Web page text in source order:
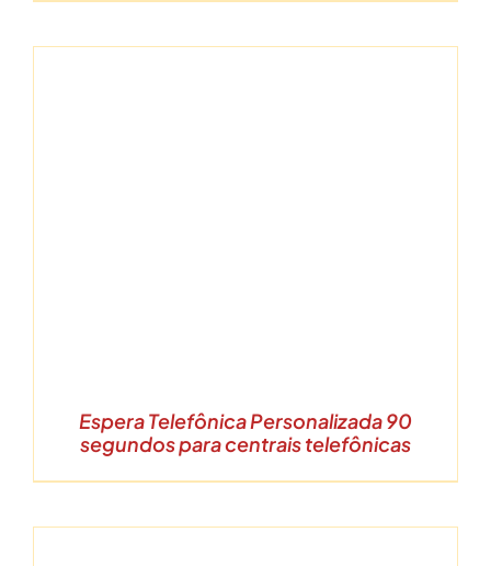
Espera Telefônica Personalizada 90
segundos para centrais telefônicas